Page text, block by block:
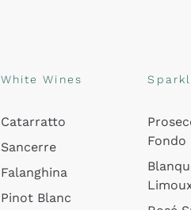
White Wines
Catarratto
Sancerre
Falanghina
Pinot Blanc
Fondo